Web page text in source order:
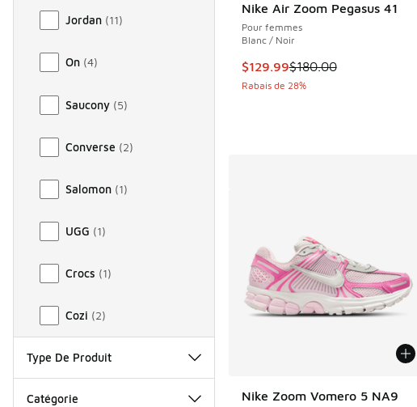
Jordan (11)
On (4)
Saucony (5)
Converse (2)
Salomon (1)
UGG (1)
Crocs (1)
Cozi (2)
Type De Produit
Catégorie
Nike Air Zoom Pegasus 41
Pour femmes
Blanc / Noir
Cet article est en solde. Le
$129.99$180.00
Rabais de 28%
Nike Zoom Vomero 5 NA9